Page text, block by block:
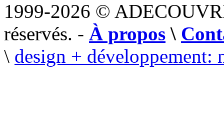
1999-2026 ©
réservés. - À propos \
\ design + développement: